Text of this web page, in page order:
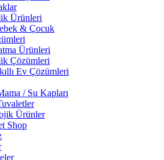
Ürünleri
& Çocuk
Ürünleri
Çözümleri
Ev Çözümleri
/ Su Kapları
Ürünler
Shop